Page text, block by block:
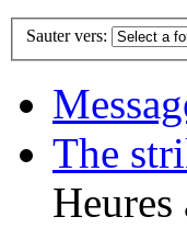
Sauter vers:
The